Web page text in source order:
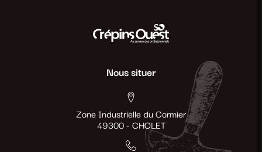
Nous situer
Zone Industrielle du Cormier
49300 - CHOLET